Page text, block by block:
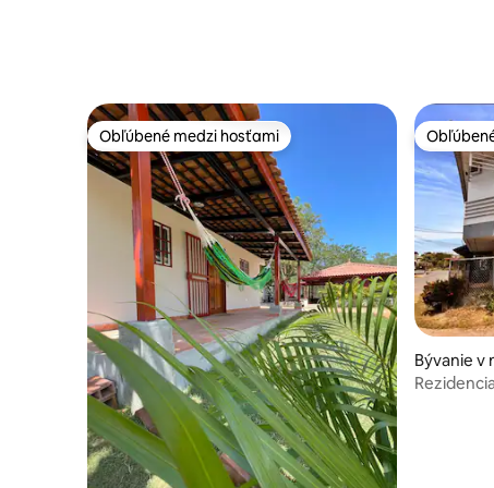
Obľúbené medzi hosťami
Obľúbené medzi hosťami
Bývanie v